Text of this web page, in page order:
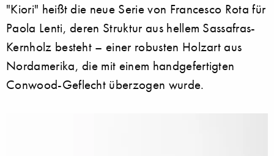
"Kiori" heißt die neue Serie von Francesco Rota für
Paola Lenti, deren Struktur aus hellem Sassafras-
Kernholz besteht – einer robusten Holzart aus
Nordamerika, die mit einem handgefertigten
Conwood-Geflecht überzogen wurde.